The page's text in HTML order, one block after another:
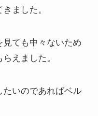
ました。
ても中々ないため
えました。
いのであればベル